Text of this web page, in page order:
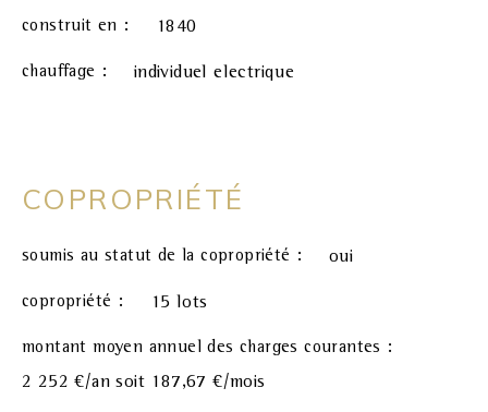
construit en : 1840
chauffage : individuel electrique
COPROPRIÉTÉ
soumis au statut de la copropriété : oui
copropriété : 15 lots
montant moyen annuel des charges courantes :
2 252 €/an soit 187,67 €/mois